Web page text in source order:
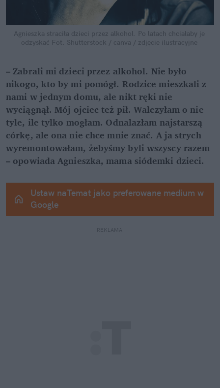
Agnieszka straciła dzieci przez alkohol. Po latach chciałaby je
odzyskać Fot. Shutterstock / canva / zdjęcie ilustracyjne
– Zabrali mi dzieci przez alkohol. Nie było
nikogo, kto by mi pomógł. Rodzice mieszkali z
nami w jednym domu, ale nikt ręki nie
wyciągnął. Mój ojciec też pił. Walczyłam o nie
tyle, ile tylko mogłam. Odnalazłam najstarszą
córkę, ale ona nie chce mnie znać. A ja strych
wyremontowałam, żebyśmy byli wszyscy razem
– opowiada Agnieszka, mama siódemki dzieci.
Ustaw naTemat jako preferowane medium w
Google
REKLAMA